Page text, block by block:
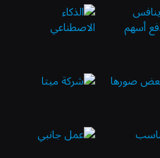
رخصة مزاولة
تطوير للبيئة
أسبوعين بدعم
أسهم
صورها